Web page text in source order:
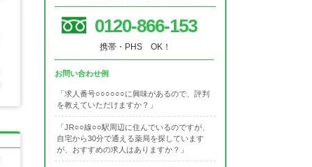
0120-866-153
携帯・PHS OK！
お問い合わせ例
「求人番号○○○○○○に興味があるので、評判
を教えていただけますか？」
「JR○○線○○駅周辺に住んでいるのですが、
自宅から30分で通える薬局を探しています
が、おすすめの求人はありますか？」